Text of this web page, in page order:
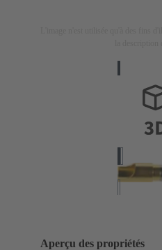
Aperçu des propriétés